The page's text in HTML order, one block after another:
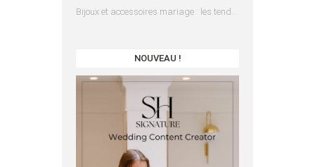
Bijoux et accessoires mariage : les tendances 2025
NOUVEAU !